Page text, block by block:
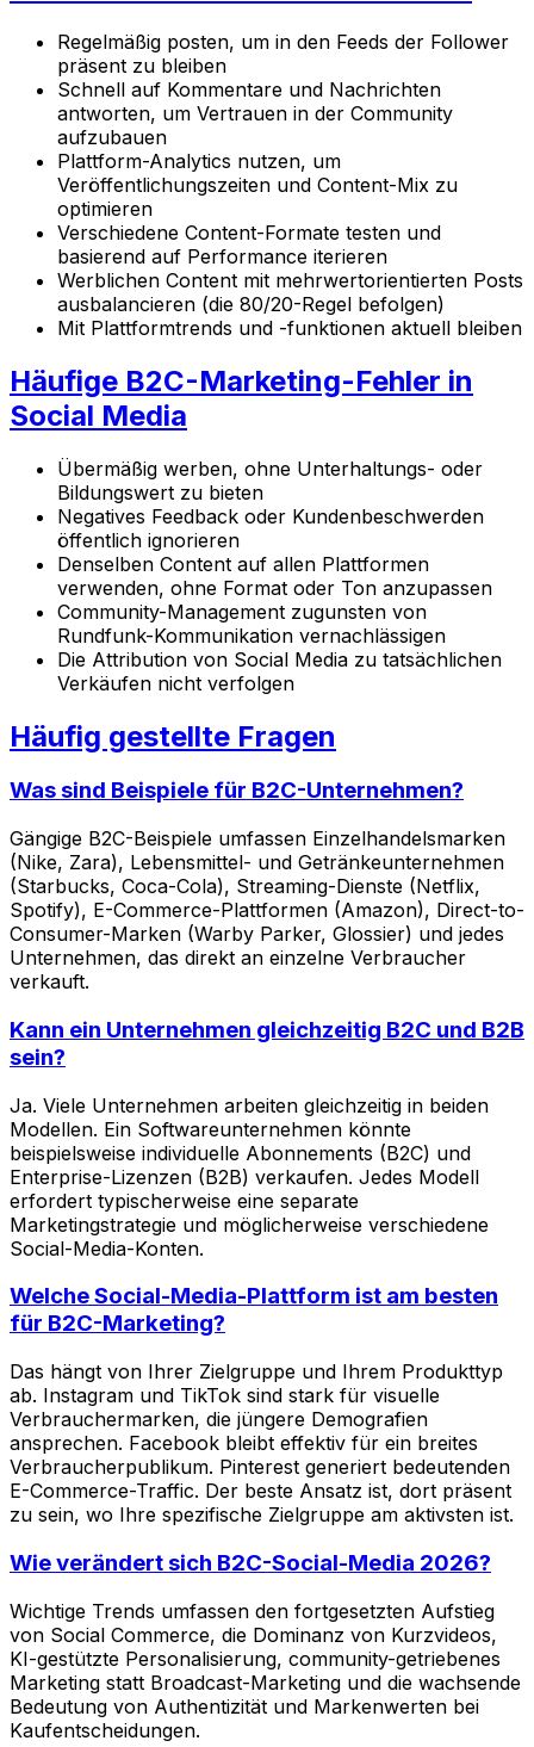
Regelmäßig posten, um in den Feeds der Follower
präsent zu bleiben
Schnell auf Kommentare und Nachrichten
antworten, um Vertrauen in der Community
aufzubauen
Plattform-Analytics nutzen, um
Veröffentlichungszeiten und Content-Mix zu
optimieren
Verschiedene Content-Formate testen und
basierend auf Performance iterieren
Werblichen Content mit mehrwertorientierten Posts
ausbalancieren (die 80/20-Regel befolgen)
Mit Plattformtrends und -funktionen aktuell bleiben
Häufige B2C-Marketing-Fehler in
Social Media
Übermäßig werben, ohne Unterhaltungs- oder
Bildungswert zu bieten
Negatives Feedback oder Kundenbeschwerden
öffentlich ignorieren
Denselben Content auf allen Plattformen
verwenden, ohne Format oder Ton anzupassen
Community-Management zugunsten von
Rundfunk-Kommunikation vernachlässigen
Die Attribution von Social Media zu tatsächlichen
Verkäufen nicht verfolgen
Häufig gestellte Fragen
Was sind Beispiele für B2C-Unternehmen?
Gängige B2C-Beispiele umfassen Einzelhandelsmarken
(Nike, Zara), Lebensmittel- und Getränkeunternehmen
(Starbucks, Coca-Cola), Streaming-Dienste (Netflix,
Spotify), E-Commerce-Plattformen (Amazon), Direct-to-
Consumer-Marken (Warby Parker, Glossier) und jedes
Unternehmen, das direkt an einzelne Verbraucher
verkauft.
Kann ein Unternehmen gleichzeitig B2C und B2B
sein?
Ja. Viele Unternehmen arbeiten gleichzeitig in beiden
Modellen. Ein Softwareunternehmen könnte
beispielsweise individuelle Abonnements (B2C) und
Enterprise-Lizenzen (B2B) verkaufen. Jedes Modell
erfordert typischerweise eine separate
Marketingstrategie und möglicherweise verschiedene
Social-Media-Konten.
Welche Social-Media-Plattform ist am besten
für B2C-Marketing?
Das hängt von Ihrer Zielgruppe und Ihrem Produkttyp
ab. Instagram und TikTok sind stark für visuelle
Verbrauchermarken, die jüngere Demografien
ansprechen. Facebook bleibt effektiv für ein breites
Verbraucherpublikum. Pinterest generiert bedeutenden
E-Commerce-Traffic. Der beste Ansatz ist, dort präsent
zu sein, wo Ihre spezifische Zielgruppe am aktivsten ist.
Wie verändert sich B2C-Social-Media 2026?
Wichtige Trends umfassen den fortgesetzten Aufstieg
von Social Commerce, die Dominanz von Kurzvideos,
KI-gestützte Personalisierung, community-getriebenes
Marketing statt Broadcast-Marketing und die wachsende
Bedeutung von Authentizität und Markenwerten bei
Kaufentscheidungen.